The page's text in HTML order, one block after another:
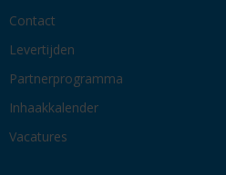
Contact
Levertijden
Partnerprogramma
Inhaakkalender
Vacatures